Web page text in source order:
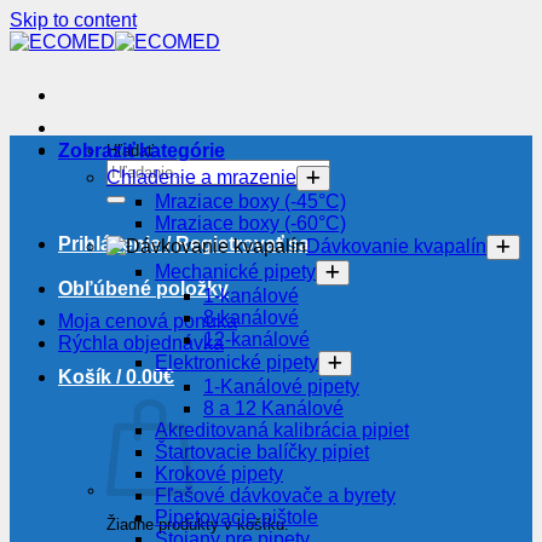
Skip to content
Hľadať:
Prihlásenie / Registrovať sa
Obľúbené položky
Moja cenová ponuka
Rýchla objednávka
Košík /0.00€
Žiadne produkty v košíku.
Zobraziť kategórie
Chladenie a mrazenie
Mraziace boxy (-45°C)
Mraziace boxy (-60°C)
Dávkovanie kvapalín
Mechanické pipety
1-kanálové
8-kanálové
12-kanálové
Elektronické pipety
1-Kanálové pipety
8 a 12 Kanálové
Akreditovaná kalibrácia pipiet
Štartovacie balíčky pipiet
Krokové pipety
Fľašové dávkovače a byrety
Pipetovacie pištole